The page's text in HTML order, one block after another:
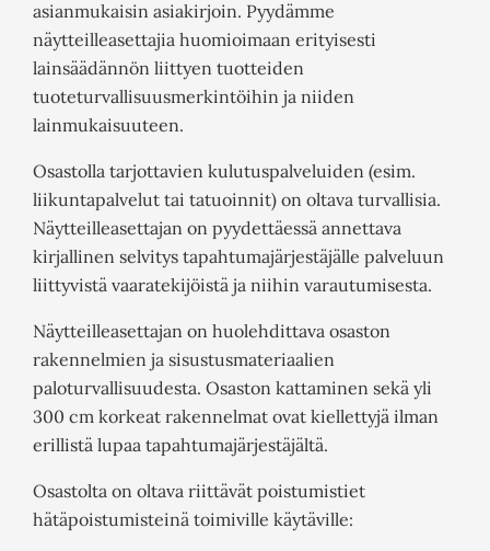
asianmukaisin asiakirjoin. Pyydämme
näytteilleasettajia huomioimaan erityisesti
lainsäädännön liittyen tuotteiden
tuoteturvallisuusmerkintöihin ja niiden
lainmukaisuuteen.
Osastolla tarjottavien kulutuspalveluiden (esim.
liikuntapalvelut tai tatuoinnit) on oltava turvallisia.
Näytteilleasettajan on pyydettäessä annettava
kirjallinen selvitys tapahtumajärjestäjälle palveluun
liittyvistä vaaratekijöistä ja niihin varautumisesta.
Näytteilleasettajan on huolehdittava osaston
rakennelmien ja sisustusmateriaalien
paloturvallisuudesta. Osaston kattaminen sekä yli
300 cm korkeat rakennelmat ovat kiellettyjä ilman
erillistä lupaa tapahtumajärjestäjältä.
Osastolta on oltava riittävät poistumistiet
hätäpoistumisteinä toimiville käytäville: